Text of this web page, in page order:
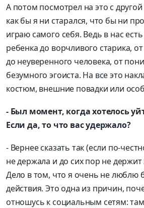
А потом посмотрел на это с
как бы я ни старался, что бы ни
играю самого себя. Ведь в нас
ребенка до ворчливого старика,
до неуверенного человека, от
безумного эгоиста. На все это
костюм, внешние повадки или
- Был момент, когда хотелось
Если да, то что вас удержало?
- Вернее сказать так (если по-
не держала и до сих пор не держит
Дело в том, что я очень не люблю
действия. Это одна из причин,
отношусь к социальным сетям: